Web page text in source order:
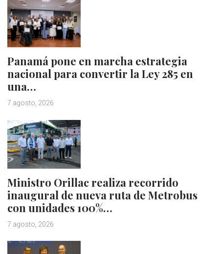
Panamá pone en marcha estrategia
nacional para convertir la Ley 285 en
una…
7 agosto, 2026
Ministro Orillac realiza recorrido
inaugural de nueva ruta de Metrobus
con unidades 100%…
7 agosto, 2026